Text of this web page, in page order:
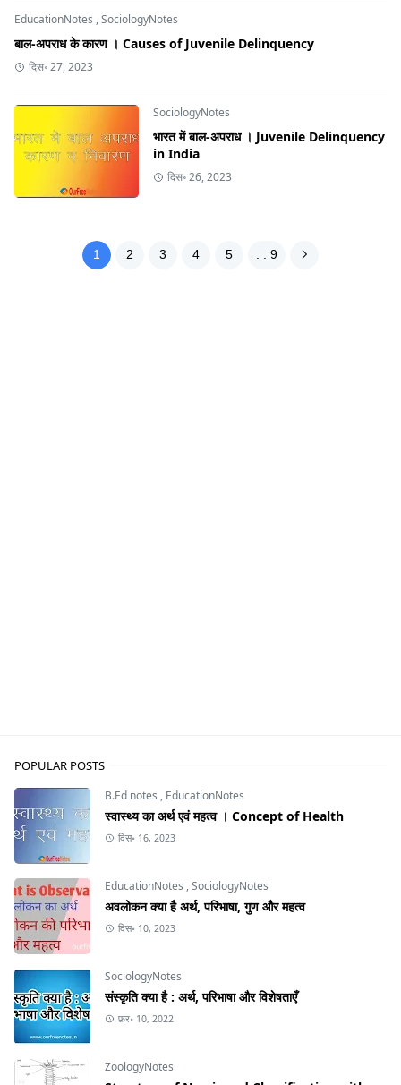
EducationNotes ,SociologyNotes
बाल-अपराध के कारण । Causes of Juvenile Delinquency
दिस॰ 27, 2023
SociologyNotes
भारत में बाल-अपराध । Juvenile Delinquency
in India
दिस॰ 26, 2023
1 2 3 4 5 . . 9
POPULAR POSTS
B.Ed notes , EducationNotes
स्वास्थ्य का अर्थ एवं महत्व । Concept of Health
दिस॰ 16, 2023
EducationNotes ,SociologyNotes
अवलोकन क्या है अर्थ, परिभाषा, गुण और महत्व
दिस॰ 10, 2023
SociologyNotes
संस्कृति क्या है : अर्थ, परिभाषा और विशेषताएँ
फ़र॰ 10, 2022
ZoologyNotes